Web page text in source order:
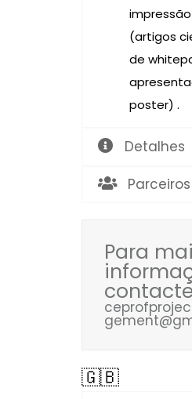
impressão
(artigos
de
poster) .
Detalhes
Parceiros
Para
🇬🇧